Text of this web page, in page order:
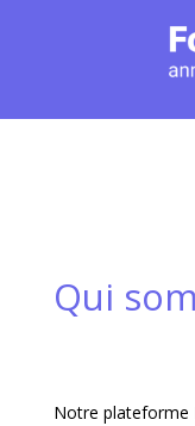
Qui
Notre plateforme